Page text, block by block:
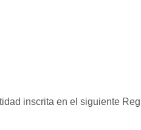
inscrita en el siguiente